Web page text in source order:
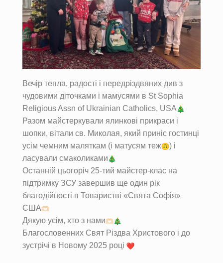
Вечір тепла, радості і передріздвяних див з
чудовими діточками і мамусями в St Sophia
Religious Assn of Ukrainian Catholics, USA
Разом майстеркували ялинкові прикраси і
шопки, вітали св. Миколая, який приніс гостинці
усім чемним маляткам (і матусям теж
) і
ласували смаколиками
Останній цьогоріч 25-тий майстер-клас на
підтримку ЗСУ завершив ще один рік
благодійності в Товаристві «Свята Софія»
США
Дякую усім, хто з нами
Благословенних Свят Різдва Христового і до
зустрічі в Новому 2025 році